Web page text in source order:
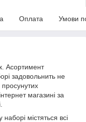
Оплата Умови
Асортимент
задовольнить не
просунутих
магазині за
містяться всі